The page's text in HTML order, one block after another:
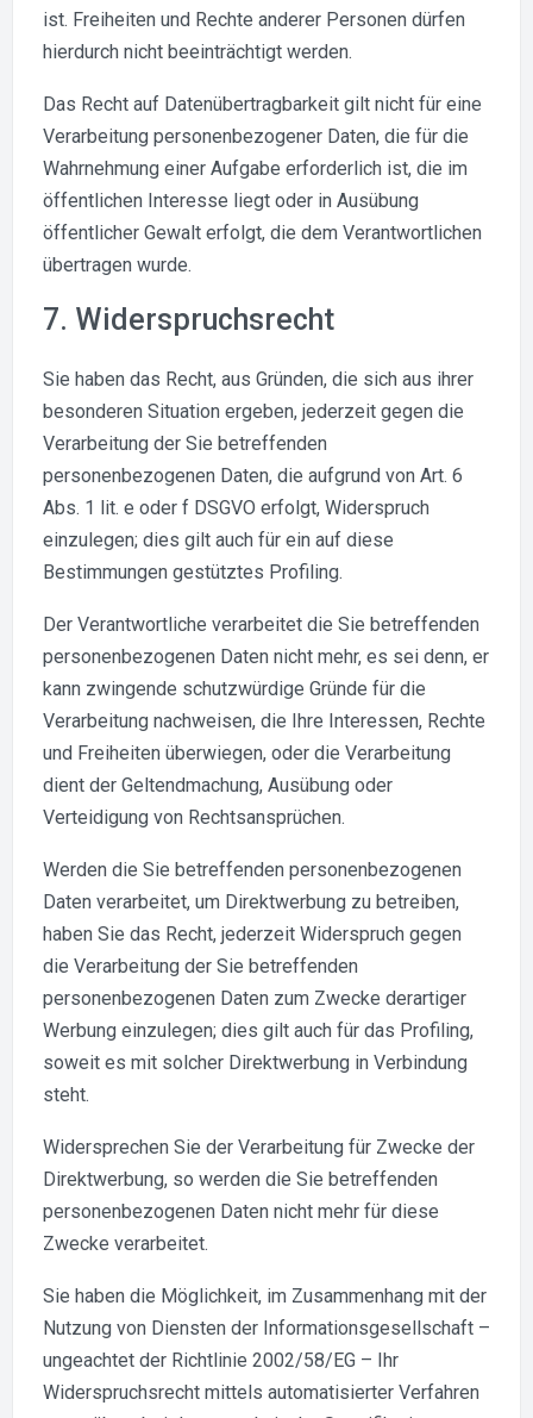
ist. Freiheiten und Rechte anderer Personen dürfen
hierdurch nicht beeinträchtigt werden.
Das Recht auf Datenübertragbarkeit gilt nicht für eine
Verarbeitung personenbezogener Daten, die für die
Wahrnehmung einer Aufgabe erforderlich ist, die im
öffentlichen Interesse liegt oder in Ausübung
öffentlicher Gewalt erfolgt, die dem Verantwortlichen
übertragen wurde.
7. Widerspruchsrecht
Sie haben das Recht, aus Gründen, die sich aus ihrer
besonderen Situation ergeben, jederzeit gegen die
Verarbeitung der Sie betreffenden
personenbezogenen Daten, die aufgrund von Art. 6
Abs. 1 lit. e oder f DSGVO erfolgt, Widerspruch
einzulegen; dies gilt auch für ein auf diese
Bestimmungen gestütztes Profiling.
Der Verantwortliche verarbeitet die Sie betreffenden
personenbezogenen Daten nicht mehr, es sei denn, er
kann zwingende schutzwürdige Gründe für die
Verarbeitung nachweisen, die Ihre Interessen, Rechte
und Freiheiten überwiegen, oder die Verarbeitung
dient der Geltendmachung, Ausübung oder
Verteidigung von Rechtsansprüchen.
Werden die Sie betreffenden personenbezogenen
Daten verarbeitet, um Direktwerbung zu betreiben,
haben Sie das Recht, jederzeit Widerspruch gegen
die Verarbeitung der Sie betreffenden
personenbezogenen Daten zum Zwecke derartiger
Werbung einzulegen; dies gilt auch für das Profiling,
soweit es mit solcher Direktwerbung in Verbindung
steht.
Widersprechen Sie der Verarbeitung für Zwecke der
Direktwerbung, so werden die Sie betreffenden
personenbezogenen Daten nicht mehr für diese
Zwecke verarbeitet.
Sie haben die Möglichkeit, im Zusammenhang mit der
Nutzung von Diensten der Informationsgesellschaft –
ungeachtet der Richtlinie 2002/58/EG – Ihr
Widerspruchsrecht mittels automatisierter Verfahren